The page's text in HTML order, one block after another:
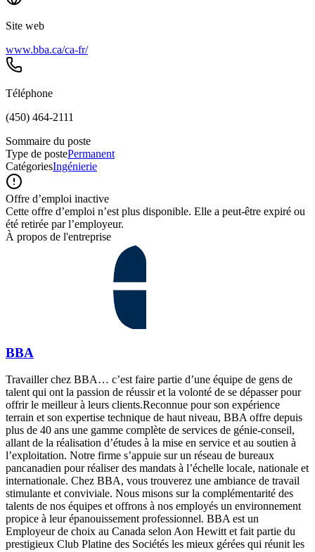
Site web
www.bba.ca/ca-fr/
Téléphone
(450) 464-2111
Sommaire du poste
Type de postePermanent
CatégoriesIngénierie
Offre d’emploi inactive
Cette offre d’emploi n’est plus disponible. Elle a peut-être expiré ou
été retirée par l’employeur.
À propos de l'entreprise
BBA
Travailler chez BBA… c’est faire partie d’une équipe de gens de
talent qui ont la passion de réussir et la volonté de se dépasser pour
offrir le meilleur à leurs clients.Reconnue pour son expérience
terrain et son expertise technique de haut niveau, BBA offre depuis
plus de 40 ans une gamme complète de services de génie-conseil,
allant de la réalisation d’études à la mise en service et au soutien à
l’exploitation. Notre firme s’appuie sur un réseau de bureaux
pancanadien pour réaliser des mandats à l’échelle locale, nationale et
internationale. Chez BBA, vous trouverez une ambiance de travail
stimulante et conviviale. Nous misons sur la complémentarité des
talents de nos équipes et offrons à nos employés un environnement
propice à leur épanouissement professionnel. BBA est un
Employeur de choix au Canada selon Aon Hewitt et fait partie du
prestigieux Club Platine des Sociétés les mieux gérées qui réunit les